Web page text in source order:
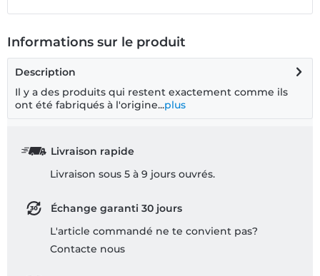
Informations sur le produit
Description
Il y a des produits qui restent exactement comme ils
ont été fabriqués à l'origine...plus
Livraison rapide
Livraison sous 5 à 9 jours ouvrés.
Échange garanti 30 jours
L'article commandé ne te convient pas?
Contacte nous